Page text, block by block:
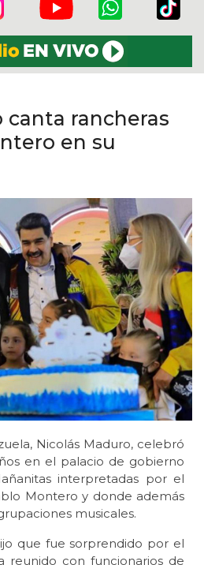
canta rancheras
en su
Nicolás Maduro, celebró
en el palacio de gobierno
interpretadas por el
Montero y donde además
musicales.
que fue sorprendido por el
reunido con funcionarios de